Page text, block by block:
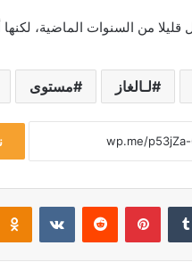
قليلا من السنوات الماضية،
لـالغاز مستوى
بينتيريست